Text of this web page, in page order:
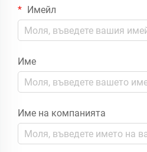
Имейл
Име
Име на компанията